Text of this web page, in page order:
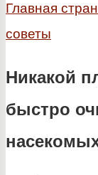
Главная
советы
Никакой
быстро